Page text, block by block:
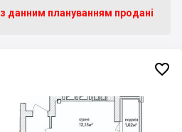
данним плануванням продані
